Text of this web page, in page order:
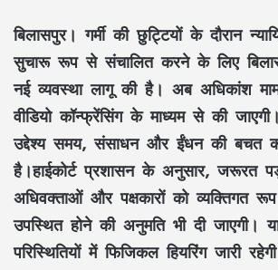
बिलासपुर। गर्मी की छुट्टियों के दौरान
सुचारू रूप से संचालित करने के लिए
नई व्यवस्था लागू की है। अब अधिकांश
वीडियो कॉन्फ्रेंसिंग के माध्यम से की
उद्देश्य समय, संसाधन और ईंधन की बचत
है।हाईकोर्ट प्रशासन के अनुसार, जरूरत
अधिवक्ताओं और पक्षकारों को व्यक्तिगत
उपस्थित होने की अनुमति भी दी जाएगी।
परिस्थितियों में फिजिकल हियरिंग जारी